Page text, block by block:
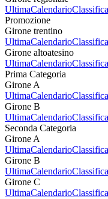
UltimaCalendarioClassifica
Promozione
Girone trentino
UltimaCalendarioClassifica
Girone altoatesino
UltimaCalendarioClassifica
Prima Categoria
Girone A
UltimaCalendarioClassifica
Girone B
UltimaCalendarioClassifica
Seconda Categoria
Girone A
UltimaCalendarioClassifica
Girone B
UltimaCalendarioClassifica
Girone C
UltimaCalendarioClassifica